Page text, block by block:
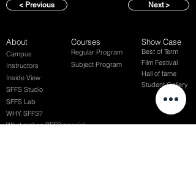
< Previous Next >
About
Campus
Instructors
Courses
Regular Program
Subject Program
Inside View
SFFS Studio
Show Case
Best of Term
Film Festival
Hall of fame
Student Gallery
SFFS Lab
WHY SFFS?
What makes SFFS special